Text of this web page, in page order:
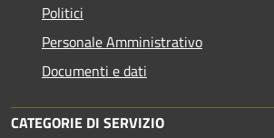
Politici
Personale Amministrativo
Documenti e dati
CATEGORIE DI SERVIZIO